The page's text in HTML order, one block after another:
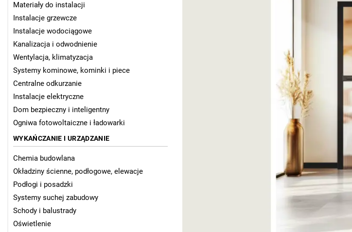
Materiały do instalacji
Instalacje grzewcze
Instalacje wodociągowe
Kanalizacja i odwodnienie
Wentylacja, klimatyzacja
Systemy kominowe, kominki i piece
Centralne odkurzanie
Instalacje elektryczne
Dom bezpieczny i inteligentny
Ogniwa fotowoltaiczne i ładowarki
WYKAŃCZANIE I URZĄDZANIE
Chemia budowlana
Okładziny ścienne, podłogowe, elewacje
Podłogi i posadzki
Systemy suchej zabudowy
Schody i balustrady
Oświetlenie